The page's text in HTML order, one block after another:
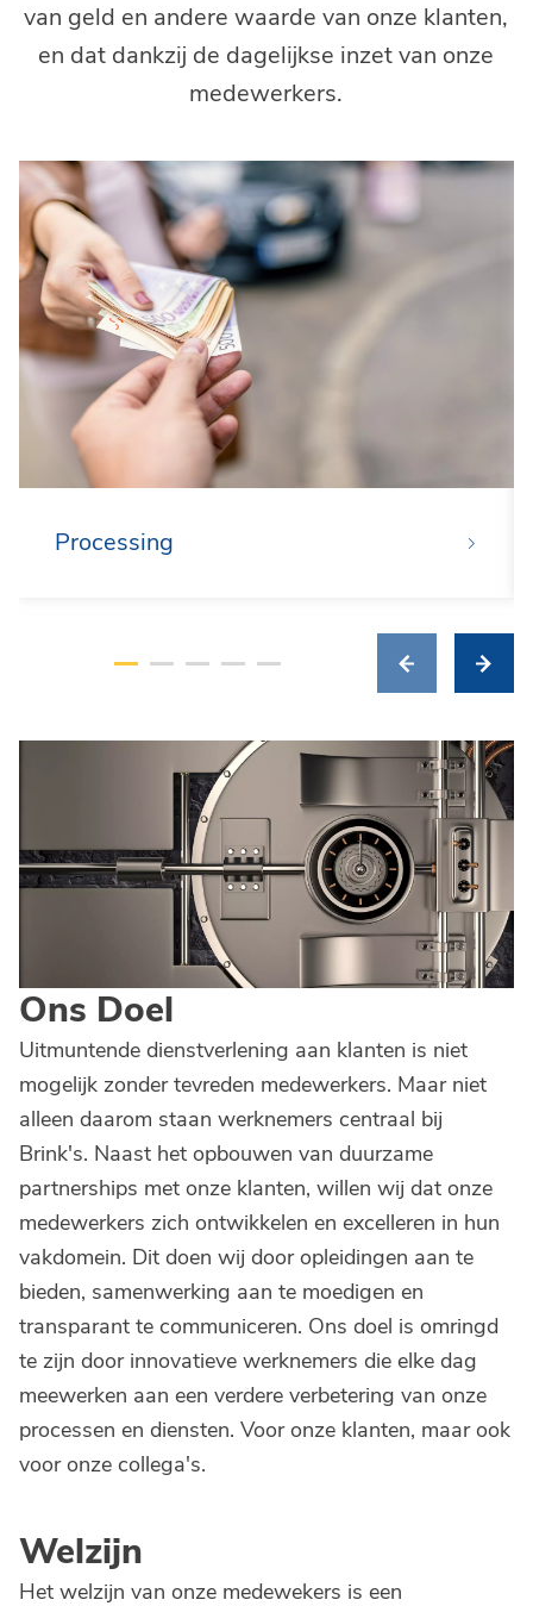
van geld en andere waarde van onze klanten,
en dat dankzij de dagelijkse inzet van onze
medewerkers.
Processing
Ons Doel
Uitmuntende dienstverlening aan klanten is niet
mogelijk zonder tevreden medewerkers. Maar niet
alleen daarom staan werknemers centraal bij
Brink's. Naast het opbouwen van duurzame
partnerships met onze klanten, willen wij dat onze
medewerkers zich ontwikkelen en excelleren in hun
vakdomein. Dit doen wij door opleidingen aan te
bieden, samenwerking aan te moedigen en
transparant te communiceren. Ons doel is omringd
te zijn door innovatieve werknemers die elke dag
meewerken aan een verdere verbetering van onze
processen en diensten. Voor onze klanten, maar ook
voor onze collega's.
Welzijn
Het welzijn van onze medewekers is een